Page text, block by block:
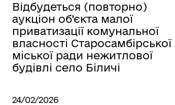
Відбудеться (повторно)
аукціон об’єкта малої
приватизації комунальної
власності Старосамбірської
міської ради нежитлової
будівлі село Біличі
24/02/2026